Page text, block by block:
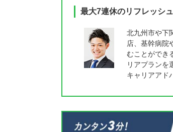
最大7連休のリフレッシ
北九州市や下
店、基幹病院
むことができ
リアプランを
キャリアア